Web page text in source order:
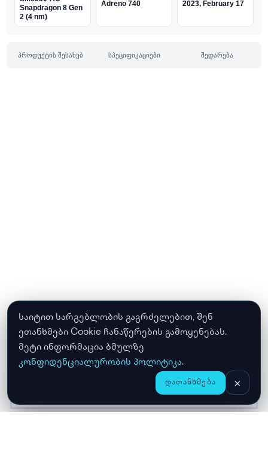
საიტით სარგებლობის გაგრძელებით, შენ
ეთანხმები Cookie ჩანაწერების გამოყენებას.
მეტი ინფორმაცია ბმულზე
კონფიდენციალურობის პოლიტიკა.
ᲓᲐᲗᲐᲜᲮᲛᲔᲑᲐ ×
ᲛᲐᲦᲐᲖᲘᲐ ᲙᲐᲚᲐᲗᲐ